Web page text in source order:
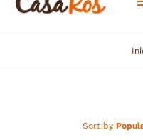
Sort by